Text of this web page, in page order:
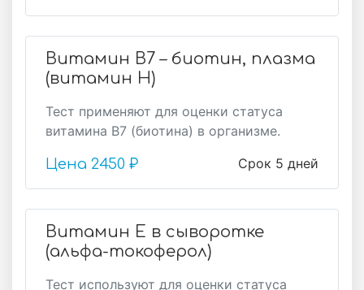
Витамин В7 – биотин, плазма
(витамин H)
Тест применяют для оценки статуса
витамина В7 (биотина) в организме.
Срок 5 дней
Цена 2450 ₽
Витамин Е в сыворотке
(альфа-токоферол)
Тест используют для оценки статуса